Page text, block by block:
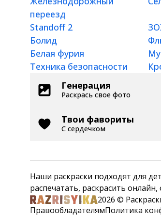
переезд
Standoff 2
Болид
Белая фурия
Техника безопасности
Генерация
Раскрась свое фото
Твои фавориты
С сердечком
Наши раскраски подходят для
распечатать, раскрасить
2026 ©
ПравообладателямПолитика